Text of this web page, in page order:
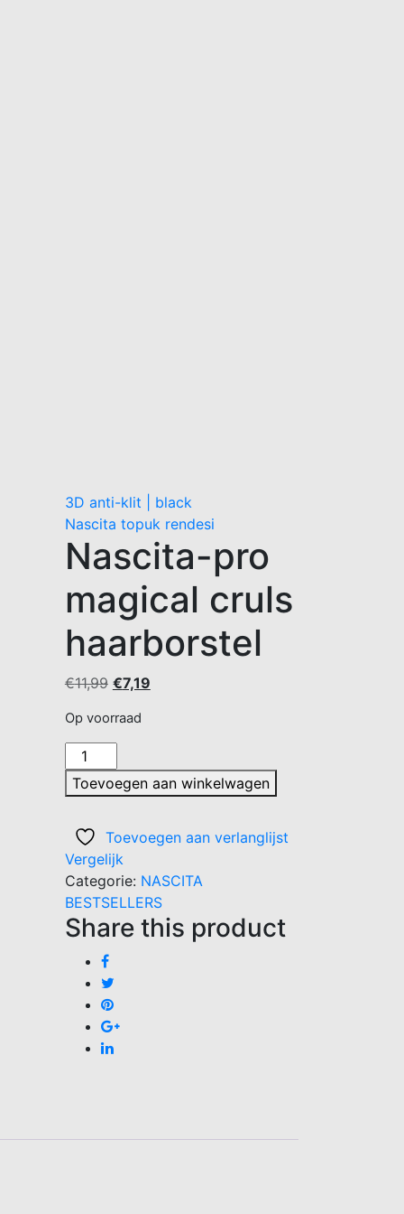
3D anti-klit | black
Nascita topuk rendesi
Nascita-pro
magical cruls
haarborstel
€11,99 Oorspronkelijke
was:
€11,99.
€7,19Huidige
Op voorraad
Nascita-
pro
magical
haarborstel
aantal
Toevoegen aan winkelwagen
Toevoegen aan verlanglijst
Vergelijk
Categorie: NASCITA
BESTSELLERS
Share this product